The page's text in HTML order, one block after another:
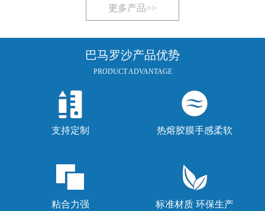
更多产品>>
巴马罗沙产品优势
PRODUCT ADVANTAGE
支持定制 热熔胶膜手感柔软
粘合力强 标准材质 环保生产